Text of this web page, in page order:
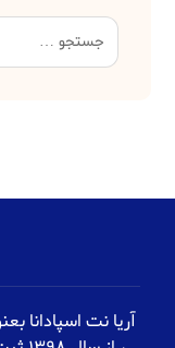
آریا نت اسپادانا